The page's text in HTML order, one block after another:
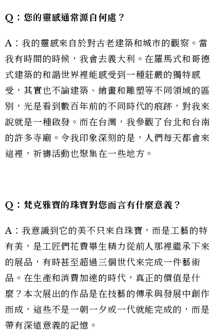
Q：您的靈感通常源自何處？
A：我的靈感來自於對古老建築和城市的觀察。當
我有時間的時候，我會去義大利。在羅馬式和哥德
式建築的和諧世界裡能感受到一種莊嚴的獨特感
受，其實也不論建築、繪畫和雕塑等不同領域的區
別，光是看到數百年前的不同時代的痕跡，對我來
說就是一種啟發。而在台灣，我參觀了台北和台南
的許多寺廟。令我印象深刻的是，人們每天都會來
這裡，祈禱活動也聚集在一些地方。
Q：梵克雅寶的珠寶對您而言有什麼意義？
A：我意識到它的美不只來自珠寶，而是工藝的特
有美，是工匠們花費畢生精力從前人那裡繼承下來
的展品，有時甚至超過三個世代來完成一件藝術
品。在生產和消費加速的時代，真正的價值是什
麼？本次展出的作品是在技藝的傳承與發展中創作
而成，這些不是一朝一夕或一代就能完成的，而是
帶有深遠意義的記憶。